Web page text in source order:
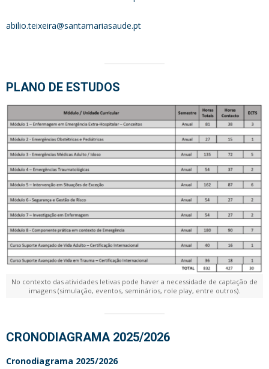
abilio.teixeira@santamariasaude.pt
PLANO DE ESTUDOS
No contexto das atividades letivas pode haver a necessidade de captação de
imagens (simulação, eventos, seminários, role play, entre outros).
CRONODIAGRAMA 2025/2026
Cronodiagrama 2025/2026